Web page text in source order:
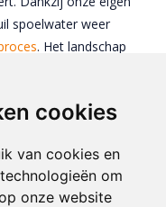
cookies
van cookies en
om
onze website
spoelwater weer
. Het landschap
Dit door
heringericht
natuur weer volledig
toe dat het gebruik
tot een minimum